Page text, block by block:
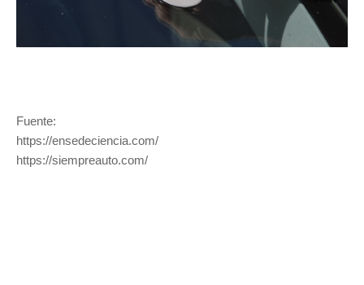
Fuente:
https://ensedeciencia.com/
https://siempreauto.com/